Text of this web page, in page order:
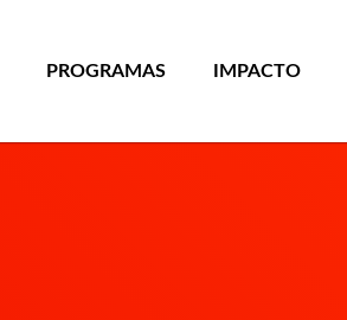
PROGRAMAS IMPACTO